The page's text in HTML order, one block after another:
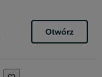
Otwórz